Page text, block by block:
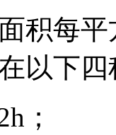
积每
以下
；